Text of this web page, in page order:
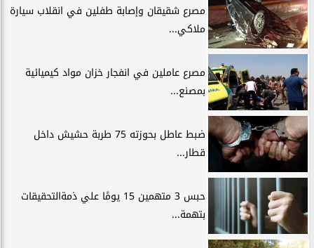
مصرع شقيقان وإصابة طفلين في انقلاب سيارة
ملاكي...
مصرع عاملين في انفجار خزان مواد كيميائية
بمصنع...
ضبط عاطل بحوزته 75 طربة حشيش داخل
قطار...
حبس 3 متهمين 15 يومًا علي ذمةالتحقيقات
بتهمة...